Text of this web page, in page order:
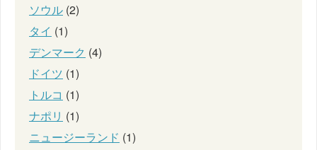
ソウル (2)
タイ (1)
デンマーク (4)
ドイツ (1)
トルコ (1)
ナポリ (1)
ニュージーランド (1)